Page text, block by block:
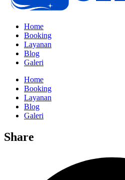
Home
Booking
Layanan
Blog
Galeri
Home
Booking
Layanan
Blog
Galeri
Share